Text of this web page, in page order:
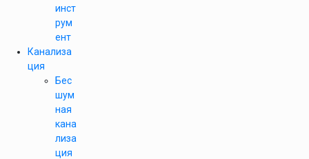
инст
рум
ент
Канализа
ция
Бес
шум
ная
кана
лиза
ция